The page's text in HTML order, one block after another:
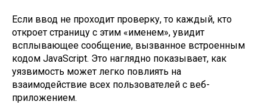
Если ввод не проходит проверку, то каждый, кто
откроет страницу с этим «именем», увидит
всплывающее сообщение, вызванное встроенным
кодом JavaScript. Это наглядно показывает, как
уязвимость может легко повлиять на
взаимодействие всех пользователей с веб-
приложением.